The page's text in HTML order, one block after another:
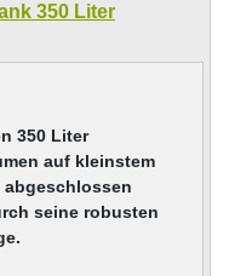
350 Liter
350 Liter
auf kleinstem
abgeschlossen
seine robusten